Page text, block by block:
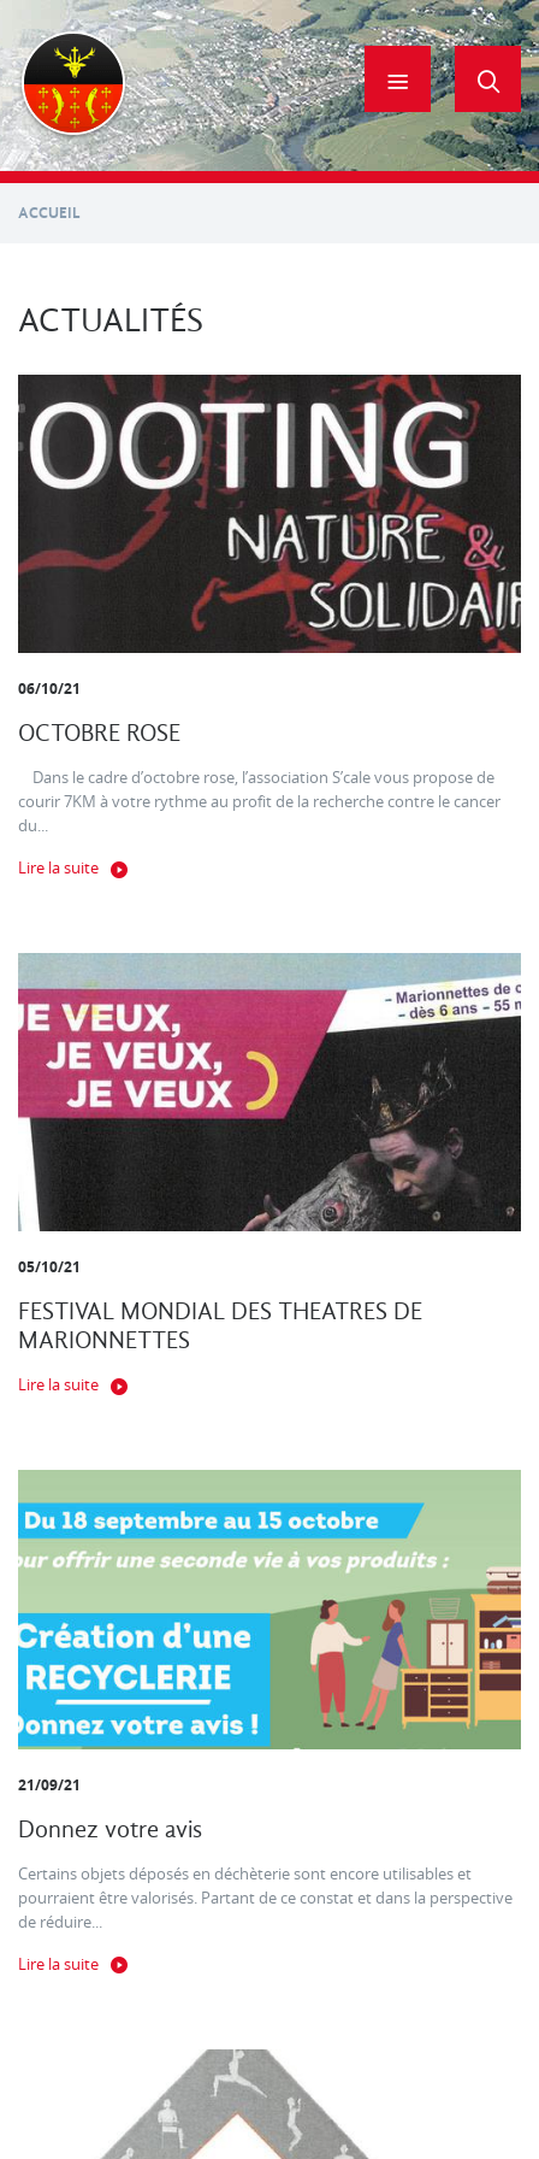
contenu
principal
ACCUEIL
ACTUALITÉS
06/10/21
OCTOBRE ROSE
Dans le cadre d’octobre rose, l’association S’cale vous propose de
courir 7KM à votre rythme au profit de la recherche contre le cancer
du...
Lire la suite
05/10/21
FESTIVAL MONDIAL DES THEATRES DE
MARIONNETTES
Lire la suite
21/09/21
Donnez votre avis
Certains objets déposés en déchèterie sont encore utilisables et
pourraient être valorisés. Partant de ce constat et dans la perspective
de réduire...
Lire la suite